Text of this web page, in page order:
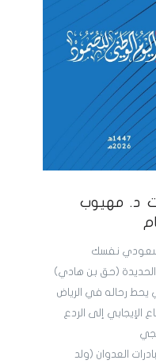
د. مهيوب
سعودي نفسك
(حق بن هادي)
يحط رحاله في الرياض
الإيجابي إلى الردع
العدوان (ولد